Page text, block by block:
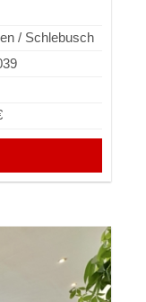
/ Schlebusch